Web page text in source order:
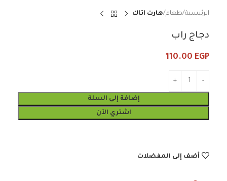
الرئيسية طعام هارت اتاك
دجاج راب
110.00 EGP
إضافة إلى السلة
اشتري الآن
أضف إلى المفضلات